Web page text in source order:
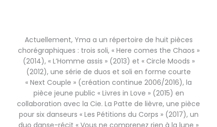
Actuellement, Yma a un répertoire de huit pièces
chorégraphiques : trois soli, « Here comes the Chaos »
(2014), « L’Homme assis » (2013) et « Circle Moods »
(2012), une série de duos et soli en forme courte
« Next Couple » (création continue 2006/2016), la
pièce jeune public « Livres in Love » (2015) en
collaboration avec la Cie. La Patte de lièvre, une pièce
pour six danseurs « Les Pétitions du Corps » (2017), un
duo danse-récit « Vous ne comprenez rien à la lune »